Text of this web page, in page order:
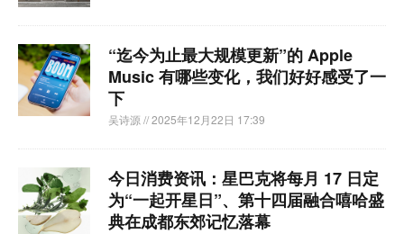
“迄今为止最大规模更新”的 Apple
Music 有哪些变化，我们好好感受了一
下
吴诗源 // 2025年12月22日 17:39
今日消费资讯：星巴克将每月 17 日定
为“一起开星日”、第十四届融合嘻哈盛
典在成都东郊记忆落幕